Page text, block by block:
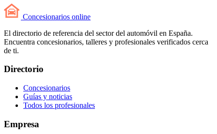
Concesionarios online
El directorio de referencia del sector del automóvil en España.
Encuentra concesionarios, talleres y profesionales verificados cerca
de ti.
Directorio
Concesionarios
Guías y noticias
Todos los profesionales
Empresa